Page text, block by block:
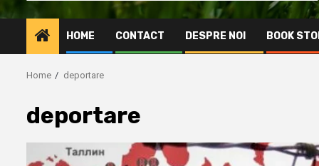
HOME CONTACT DESPRE NOI BOOK
Home deportare
deportare